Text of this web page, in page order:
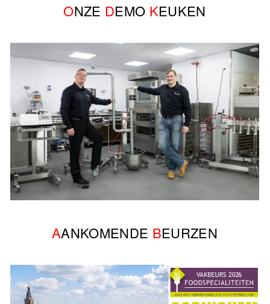
ONZE DEMO KEUKEN
AANKOMENDE BEURZEN